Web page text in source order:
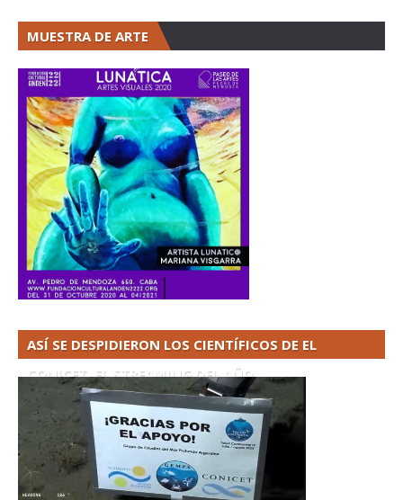
MUESTRA DE ARTE
ASÍ SE DESPIDIERON LOS CIENTÍFICOS DE EL
CONICET. EL STREAMING DEL AÑO